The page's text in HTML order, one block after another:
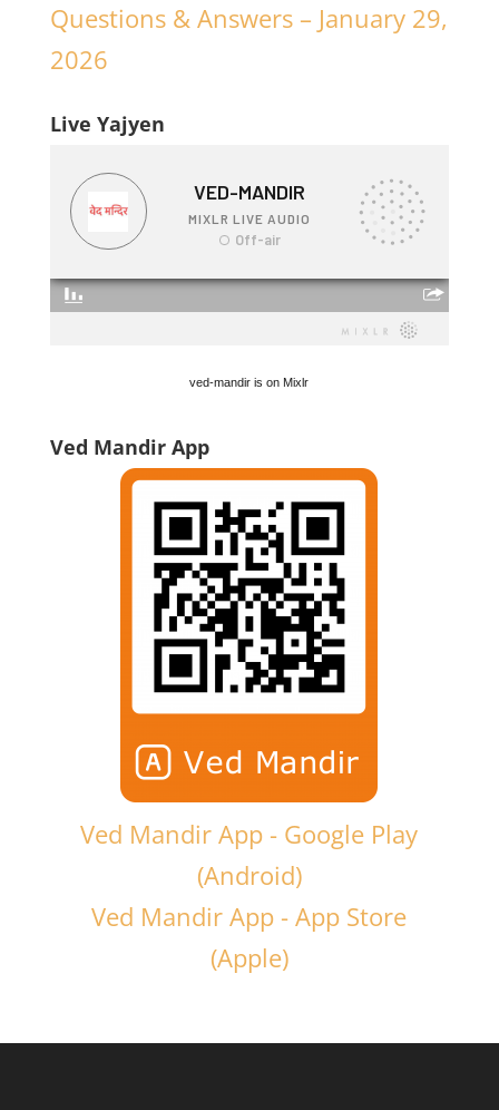
Questions & Answers – January 29,
2026
Live Yajyen
ved-mandir is on Mixlr
Ved Mandir App
Ved Mandir App - Google Play
(Android)
Ved Mandir App - App Store
(Apple)